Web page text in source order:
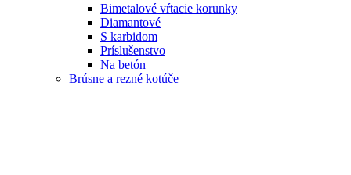
Bimetalové vŕtacie korunky
Diamantové
S karbidom
Príslušenstvo
Na betón
Brúsne a rezné kotúče